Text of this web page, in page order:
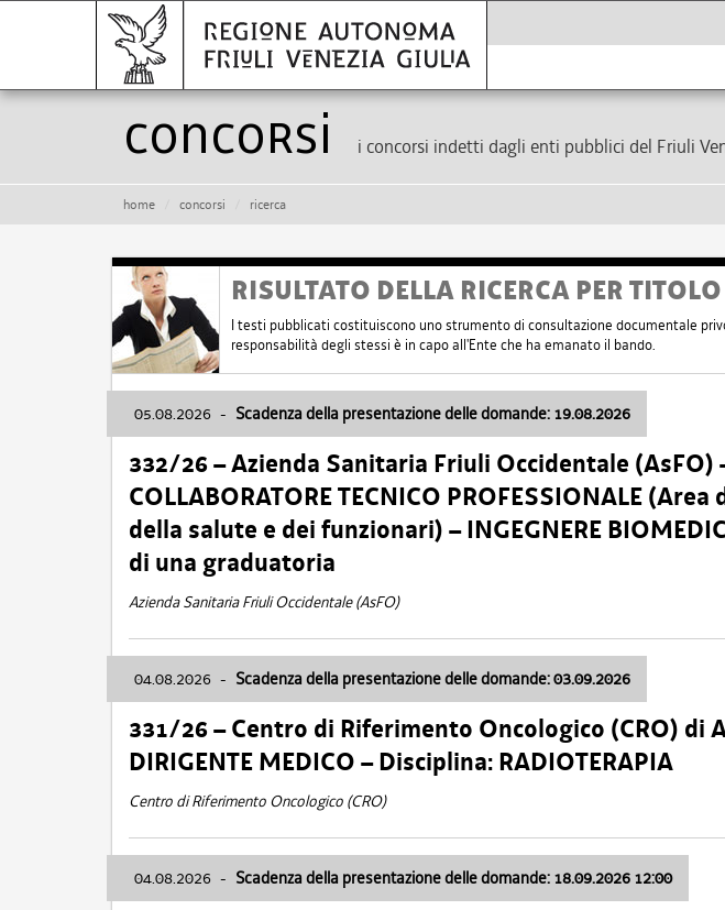
Concorsi i concorsi indetti dagli enti pubblici del Friuli
home concorsi ricerca
RISULTATO DELLA RICERCA PER
I testi pubblicati costituiscono uno strumento di consultazione documentale
responsabilità degli stessi è in capo all'Ente che ha emanato il bando.
05.08.2026 - Scadenza della presentazione delle domande: 19.08.2026
332/26 – Azienda Sanitaria Friuli Occidentale (AsFO)
COLLABORATORE TECNICO PROFESSIONALE
della salute e dei funzionari) – INGEGNERE
di una graduatoria
Azienda Sanitaria Friuli Occidentale (AsFO)
04.08.2026 - Scadenza della presentazione delle domande: 03.09.2026
331/26 – Centro di Riferimento Oncologico (CRO) di
DIRIGENTE MEDICO – Disciplina: RADIOTERAPIA
Centro di Riferimento Oncologico (CRO)
04.08.2026 - Scadenza della presentazione delle domande: 18.09.2026 12:00